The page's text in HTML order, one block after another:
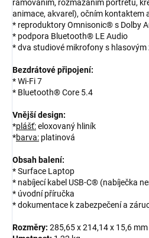
rámováním, rozmazáním portrétu,
animace, akvarel), očním kontaktem
* reproduktory Omnisonic® s Dolby
* podpora Bluetooth® LE Audio
* dva studiové mikrofony s hlasovým
Bezdrátové připojení:
* Wi-Fi 7
* Bluetooth® Core 5.4
Vnější design:
*plášť:eloxovaný hliník
*barva: platinová
Obsah balení:
* Surface Laptop
* nabíjecí kabel USB-C® (nabíječka
* úvodní příručka
* dokumentace k zabezpečení a
Rozměry: 285,65 x 214,14 x 15,6 mm